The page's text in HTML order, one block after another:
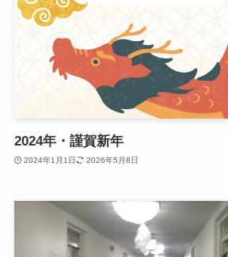
2024年・謹賀新年
2024年1月1日 2026年5月8日